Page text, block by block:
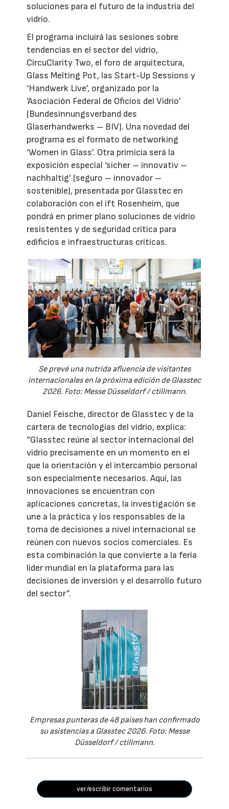
soluciones para el futuro de la industria del
vidrio.
El programa incluirá las sesiones sobre
tendencias en el sector del vidrio,
CircuClarity Two, el foro de arquitectura,
Glass Melting Pot, las Start-Up Sessions y
‘Handwerk Live’, organizado por la
‘Asociación Federal de Oficios del Vidrio’
(Bundesinnungsverband des
Glaserhandwerks – BIV). Una novedad del
programa es el formato de networking
‘Women in Glass’. Otra primicia será la
exposición especial ‘sicher – innovativ –
nachhaltig’ (seguro – innovador –
sostenible), presentada por Glasstec en
colaboración con el ift Rosenheim, que
pondrá en primer plano soluciones de vidrio
resistentes y de seguridad crítica para
edificios e infraestructuras críticas.
Se prevé una nutrida afluencia de visitantes
internacionales en la próxima edición de Glasstec
2026. Foto: Messe Düsseldorf / ctillmann.
Daniel Feische, director de Glasstec y de la
cartera de tecnologías del vidrio, explica:
“Glasstec reúne al sector internacional del
vidrio precisamente en un momento en el
que la orientación y el intercambio personal
son especialmente necesarios. Aquí, las
innovaciones se encuentran con
aplicaciones concretas, la investigación se
une a la práctica y los responsables de la
toma de decisiones a nivel internacional se
reúnen con nuevos socios comerciales. Es
esta combinación la que convierte a la feria
líder mundial en la plataforma para las
decisiones de inversión y el desarrollo futuro
del sector”.
Empresas punteras de 48 países han confirmado
su asistencias a Glasstec 2026. Foto: Messe
Düsseldorf / ctillmann.
ver/escribir comentarios